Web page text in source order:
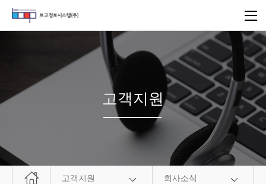
고객지원
고객지원 회사소식